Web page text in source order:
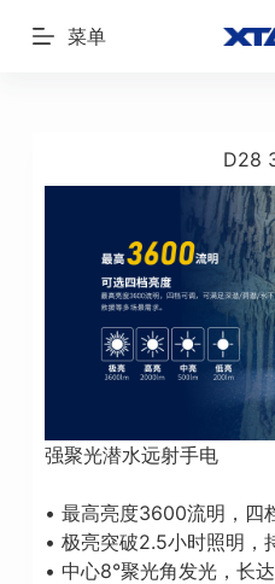
跳
菜单
D28
强聚光潜水远射手电
• 最高亮度3600流明，四
• 极亮突破2.5小时照明，
• 中心8°聚光角发光，长